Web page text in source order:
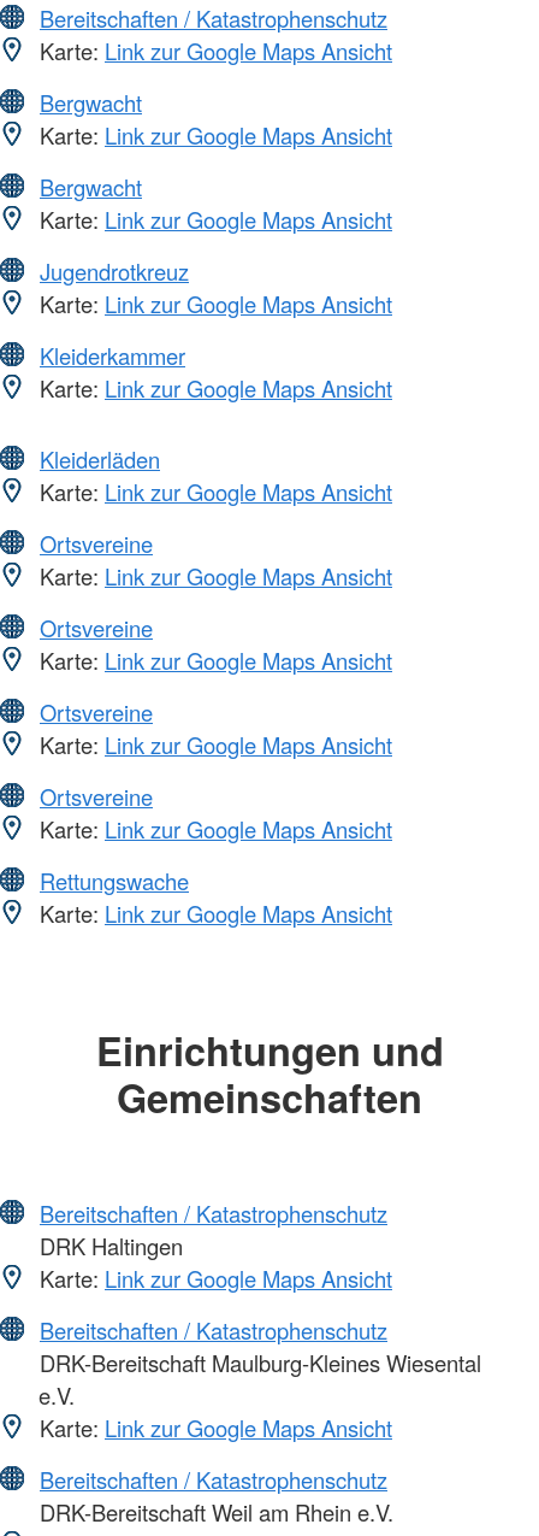
Bereitschaften / Katastrophenschutz
Karte: Link zur Google Maps Ansicht
Bergwacht
Karte: Link zur Google Maps Ansicht
Bergwacht
Karte: Link zur Google Maps Ansicht
Jugendrotkreuz
Karte: Link zur Google Maps Ansicht
Kleiderkammer
Karte: Link zur Google Maps Ansicht
Kleiderläden
Karte: Link zur Google Maps Ansicht
Ortsvereine
Karte: Link zur Google Maps Ansicht
Ortsvereine
Karte: Link zur Google Maps Ansicht
Ortsvereine
Karte: Link zur Google Maps Ansicht
Ortsvereine
Karte: Link zur Google Maps Ansicht
Rettungswache
Karte: Link zur Google Maps Ansicht
Einrichtungen und
Gemeinschaften
Bereitschaften / Katastrophenschutz
DRK Haltingen
Karte: Link zur Google Maps Ansicht
Bereitschaften / Katastrophenschutz
DRK-Bereitschaft Maulburg-Kleines Wiesental
e.V.
Karte: Link zur Google Maps Ansicht
Bereitschaften / Katastrophenschutz
DRK-Bereitschaft Weil am Rhein e.V.